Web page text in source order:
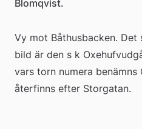
Blomqvist.
Vy mot Båthusbacken.
bild är den s k
vars torn numera benämns
återfinns efter Storgatan.